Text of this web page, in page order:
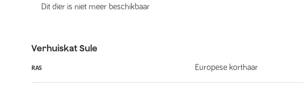
Dit dier is niet meer beschikbaar
VerhuiskatSule
RAS Europese korthaar